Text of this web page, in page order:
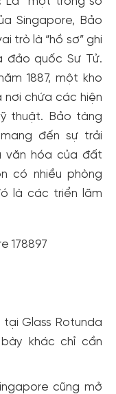
Singapore, Bảo
trò là “hồ sơ” ghi
đảo quốc Sư Tử.
1887, một kho
nơi chứa các hiện
thuật. Bảo tàng
đến sự trải
văn hóa của đất
có nhiều phòng
là các triển lãm
178897
Glass Rotunda
khác chỉ cần
cũng mở